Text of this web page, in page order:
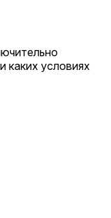
каких условиях